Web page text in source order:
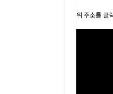
위 주소를 클